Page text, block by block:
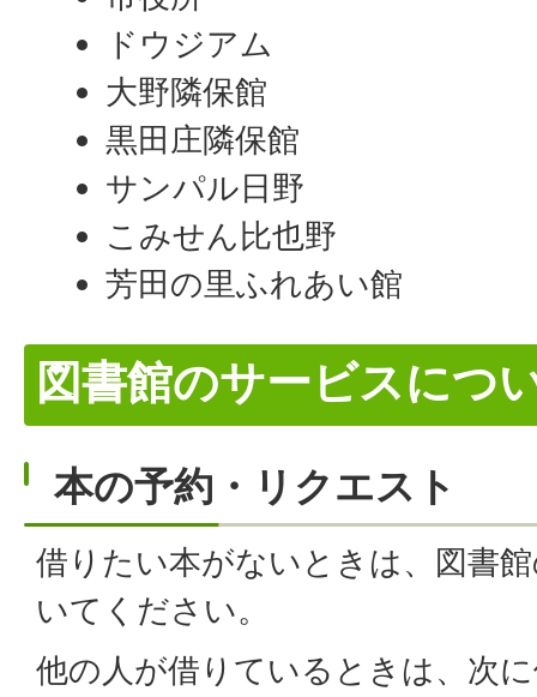
ドウジアム
大野隣保館
黒田庄隣保館
サンパル日野
こみせん比也野
芳田の里ふれあい館
図書館のサービスにつ
本の予約・リクエスト
借りたい本がないときは、図書
いてください。
他の人が借りているときは、次